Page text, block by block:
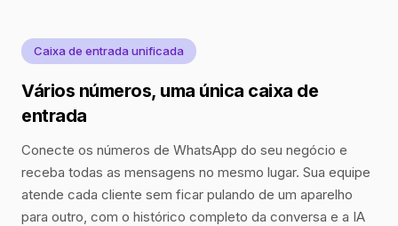
Caixa de entrada unificada
Vários números, uma única caixa de
entrada
Conecte os números de WhatsApp do seu negócio e
receba todas as mensagens no mesmo lugar. Sua equipe
atende cada cliente sem ficar pulando de um aparelho
para outro, com o histórico completo da conversa e a IA